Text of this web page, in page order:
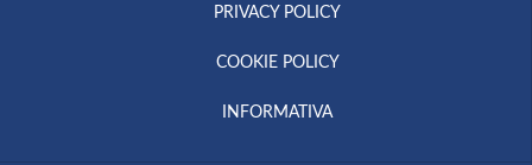
PRIVACY POLICY
COOKIE POLICY
INFORMATIVA